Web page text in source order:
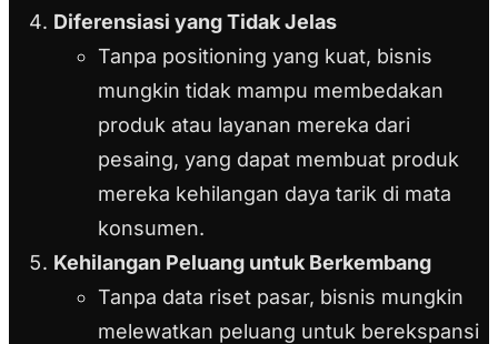
Diferensiasi yang Tidak Jelas
Tanpa positioning yang kuat, bisnis
mungkin tidak mampu membedakan
produk atau layanan mereka dari
pesaing, yang dapat membuat produk
mereka kehilangan daya tarik di mata
konsumen.
Kehilangan Peluang untuk Berkembang
Tanpa data riset pasar, bisnis mungkin
melewatkan peluang untuk berekspansi